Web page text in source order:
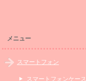
メニュー
スマートフォン
スマートフォンケース